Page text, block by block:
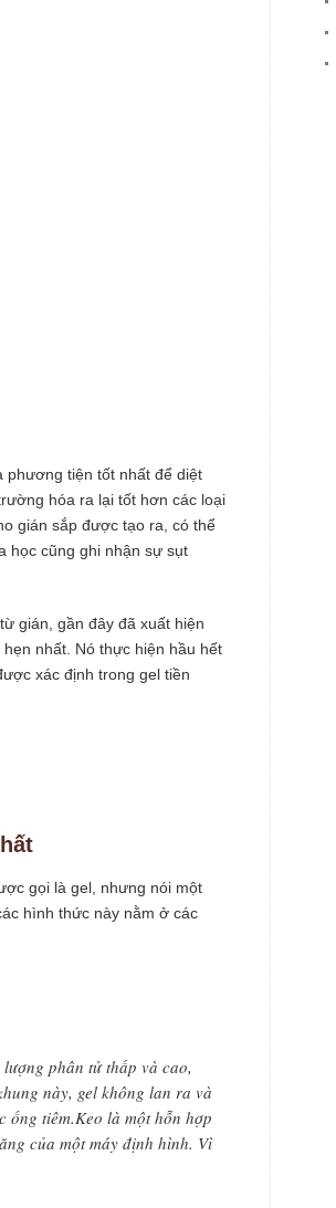
phương tiện tốt nhất để diệt
hóa ra lại tốt hơn các loại
gián sắp được tạo ra, có thể
học cũng ghi nhận sự sụt
gián, gần đây đã xuất hiện
nhất. Nó thực hiện hầu hết
xác định trong gel tiền
gọi là gel, nhưng nói một
hình thức này nằm ở các
phân tử thấp và cao,
này, gel không lan ra và
ống tiêm.Keo là một hỗn hợp
của một máy định hình. Vì